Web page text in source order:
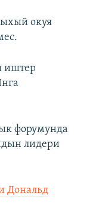
окуя
иштер
форумунда
лидери
Дональд